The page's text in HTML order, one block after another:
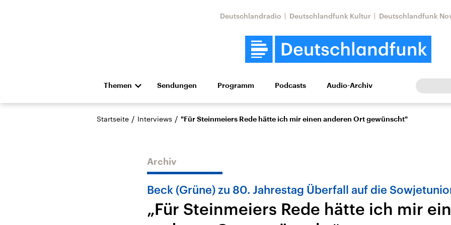
Deutschlandradio Deutschlandfunk Kultur Deutschlandfunk
Themen
Die Nachrichten Politik Wirtschaft Wissen Kultur Europa
Hörspiel und Feature Musik
Landtagswahl Sachsen-
Anhalt 2026
USA
Nahostkonflikt
Iran
Sendungen Programm Podcasts Audio-Archiv
Startseite / Interviews / "Für Steinmeiers Rede hätte ich mir einen anderen Ort gewünscht"
Archiv
Beck (Grüne) zu 80. Jahrestag Überfall auf die
„Für Steinmeiers Rede hätte ich mir